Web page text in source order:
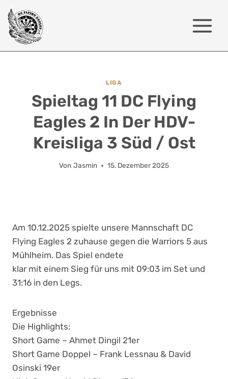
Zum
Inhalt
springen
LIGA
Spieltag 11 DC Flying
Eagles 2 In Der HDV-
Kreisliga 3 Süd / Ost
Von Jasmin 15. Dezember 2025
Am 10.12.2025 spielte unsere Mannschaft DC
Flying Eagles 2 zuhause gegen die Warriors 5 aus
Mühlheim. Das Spiel endete
klar mit einem Sieg für uns mit 09:03 im Set und
31:16 in den Legs.
Ergebnisse
Die Highlights:
Short Game – Ahmet Dingil 21er
Short Game Doppel – Frank Lessnau & David
Osinski 19er